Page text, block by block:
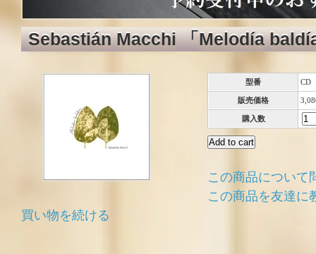
Sebastián Macchi 「Melodía
型番 CD
販売価格
購入数
この商品について
この商品を友達に
買い物を続ける